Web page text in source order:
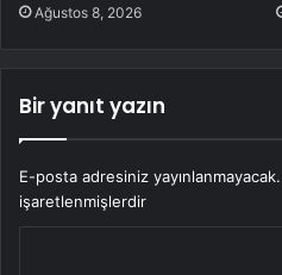
Ağustos 8, 2026
Bir yanıt yazın
E-posta adresiniz yayınlanmayacak.
işaretlenmişlerdir